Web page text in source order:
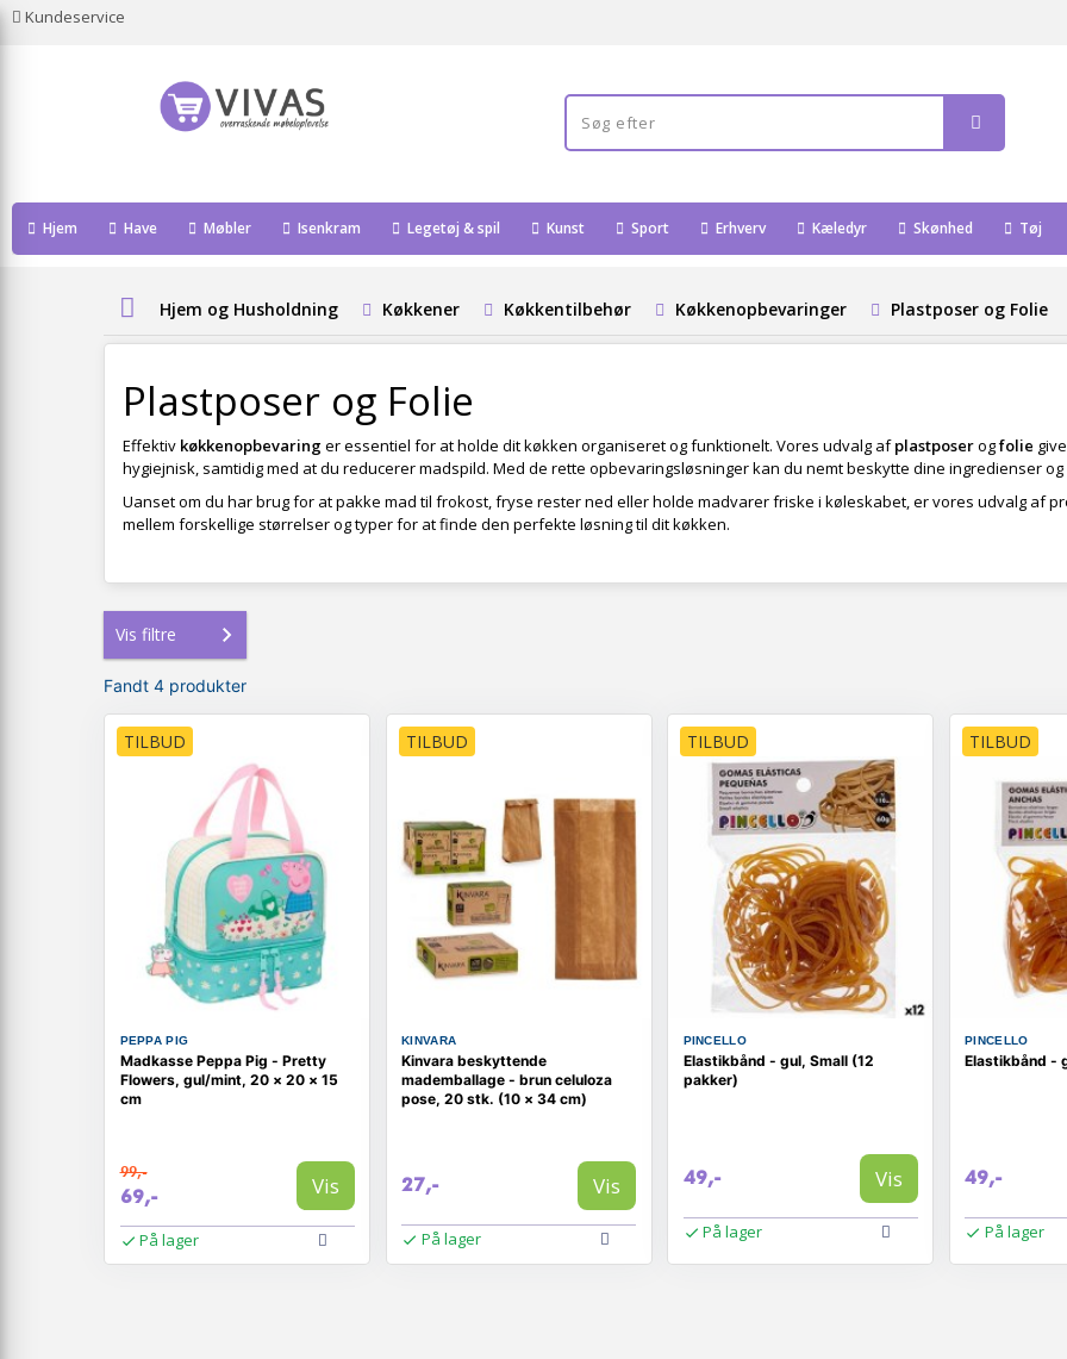
Kundeservice
Hjem Have Møbler Isenkram Legetøj & spil Kunst Sport Erhverv Kæledyr Skønhed Tøj
Hjem og Husholdning Køkkener Køkkentilbehør Køkkenopbevaringer Plastposer og Folie
Plastposer og Folie
Effektiv køkkenopbevaringer essentiel for at holde dit køkken organiseret og funktionelt. Vores udvalg afplastposerogfolie
hygiejnisk, samtidig med at du reducerer madspild. Med de rette opbevaringsløsninger kan du nemt beskytte dine ingredienser
Uanset om du har brug for at pakke mad til frokost, fryse rester ned eller holde madvarer friske i køleskabet, er vores udvalg af
mellem forskellige størrelser og typer for at finde den perfekte løsning til dit køkken.
Vis filtre
Fandt 4 produkter
TILBUD
PEPPA PIG
Madkasse Peppa Pig - Pretty
Flowers, gul/mint, 20 × 20 × 15
cm
99,-
69,- Vis
På lager
TILBUD
KINVARA
Kinvara beskyttende
mademballage - brun celuloza
pose, 20 stk. (10 × 34 cm)
27,- Vis
På lager
TILBUD
PINCELLO
Elastikbånd - gul, Small (12
pakker)
49,- Vis
På lager
TILBUD
PINCELLO
Elastikbånd -
49,-
På lager